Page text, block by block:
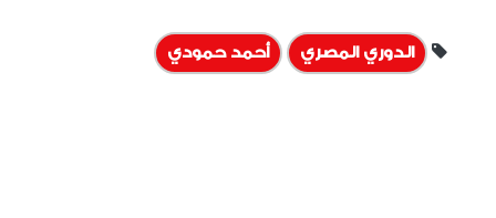
الدوري المصري أحمد حمودي